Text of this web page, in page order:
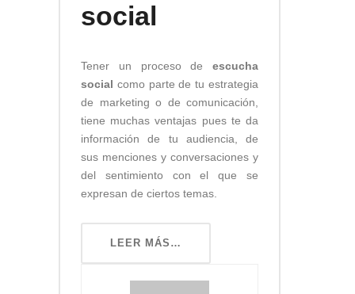
social
Tener un proceso de escucha
social como parte de tu estrategia
de marketing o de comunicación,
tiene muchas ventajas pues te da
información de tu audiencia, de
sus menciones y conversaciones y
del sentimiento con el que se
expresan de ciertos temas.
LEER MÁS…